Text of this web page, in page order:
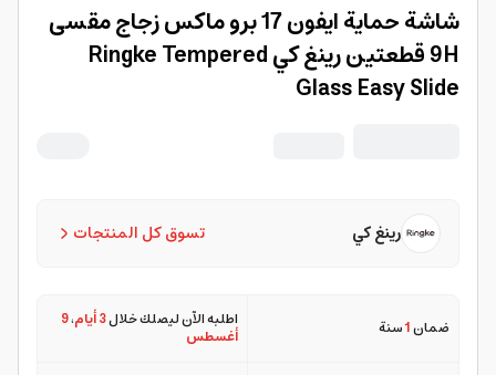
شاشة حماية ايفون 17 برو ماكس زجاج مقسى
9H قطعتين رينغ كي Ringke Tempered
Glass Easy Slide
تسوق كل المنتجات رينغ كي
ضمان1سنة اطلبه الآن ليصلك خلال3 أيام ،9
أغسطس